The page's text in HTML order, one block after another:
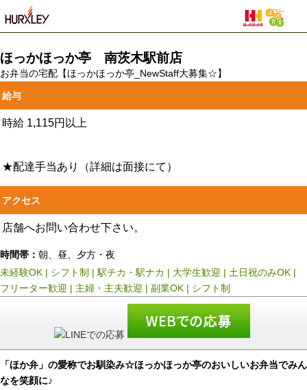
ほっかほっか亭 南茨木駅前店
お弁当の宅配【ほっかほっか亭_NewStaff大募集☆】
給与
時給 1,115円以上
★配達手当あり（詳細は面接にて）
アクセス
店舗へお問い合わせ下さい。
時間帯： 朝、昼、夕方・夜
未経験OK | シフト制 | 駅チカ・駅ナカ | 大学生歓迎 | 土日祝のみOK |
フリーター歓迎 | 主婦・主夫歓迎 | 副業OK | シフト制
「ほか弁」の愛称でお馴染み☆ほっかほっか亭のおいしいお弁当でみん
なを笑顔に♪